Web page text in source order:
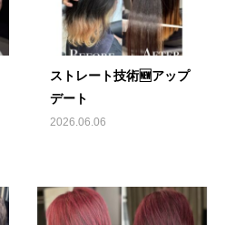
ストレート技術🆕アップ
デート
2026.06.06